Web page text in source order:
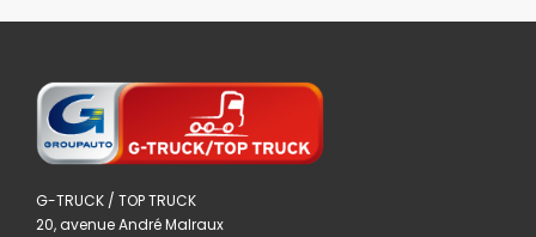
G-TRUCK / TOP TRUCK
20, avenue André Malraux